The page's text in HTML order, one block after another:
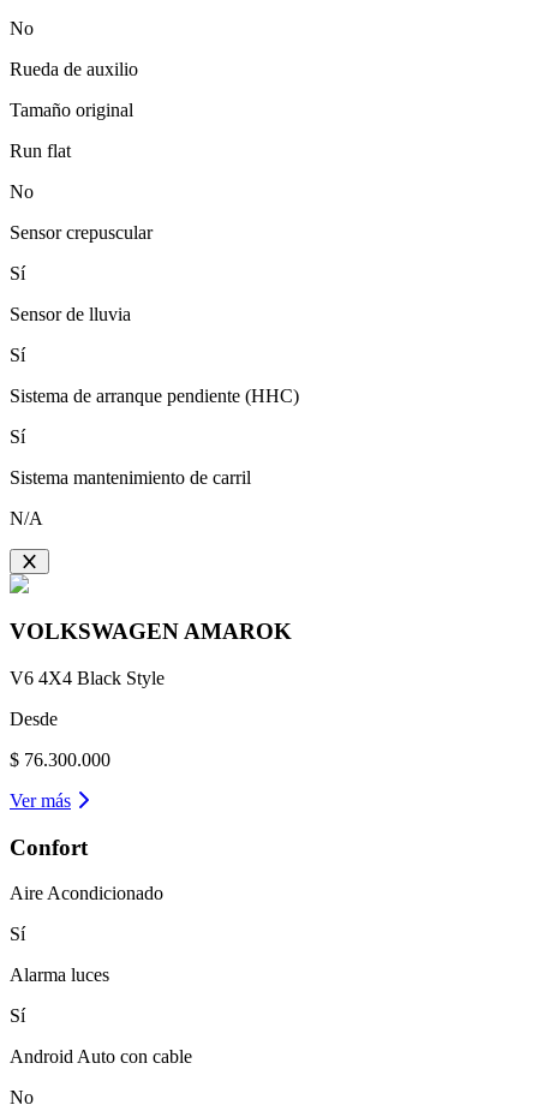
No
Rueda de auxilio
Tamaño original
Run flat
No
Sensor crepuscular
Sí
Sensor de lluvia
Sí
Sistema de arranque pendiente (HHC)
Sí
Sistema mantenimiento de carril
N/A
VOLKSWAGEN AMAROK
V6 4X4 Black Style
Desde
$ 76.300.000
Ver más
Confort
Aire Acondicionado
Sí
Alarma luces
Sí
Android Auto con cable
No